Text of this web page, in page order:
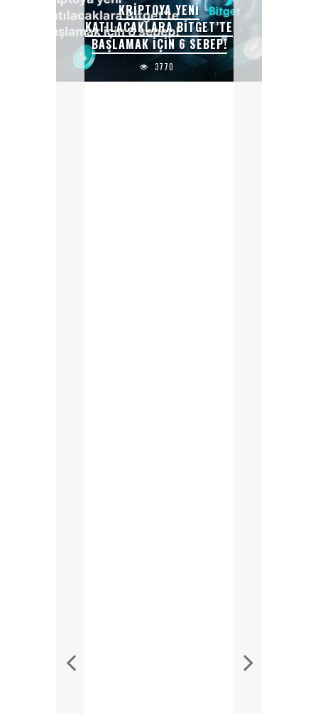
KRIPTOYA YENI
KATILACAKLARA BITGET’TE
BAŞLAMAK IÇIN 6 SEBEP!
3770